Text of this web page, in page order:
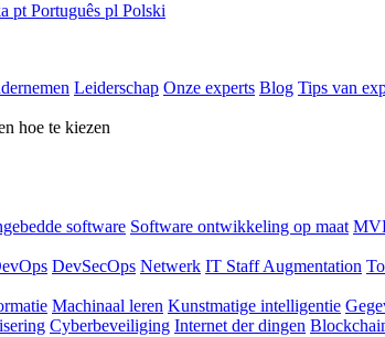
pt Português pl Polski
Leiderschap Onze experts Blog Tips van
hoe te kiezen
software Software ontwikkeling op maat
DevSecOps Netwerk IT Staff Augmentation
Machinaal leren Kunstmatige intelligentie
Cyberbeveiliging Internet der dingen